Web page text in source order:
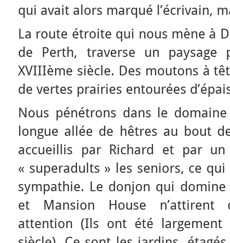
qui avait alors marqué l’écrivain,
La route étroite qui nous mène à
de Perth, traverse un paysage
XVIIIème siècle. Des moutons à
de vertes prairies entourées
Nous pénétrons dans le
longue allée de hêtres au bout
accueillis par Richard et par
« superadults » les seniors, ce
sympathie. Le donjon qui
et Mansion House n’attirent
attention (Ils ont été largement